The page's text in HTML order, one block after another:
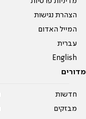
הצהרת נגישות
המייל האדום
עברית
English
מדורים
חדשות
מבזקים